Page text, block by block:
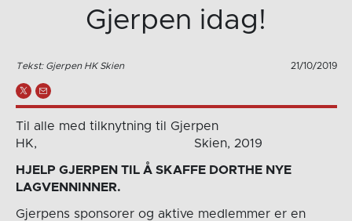
Gjerpen idag!
Tekst: Gjerpen HK Skien 21/10/2019
Til alle med tilknytning til Gjerpen
HK, Skien, 2019
HJELP GJERPEN TIL Å SKAFFE DORTHE NYE
LAGVENNINNER.
Gjerpens sponsorer og aktive medlemmer er en